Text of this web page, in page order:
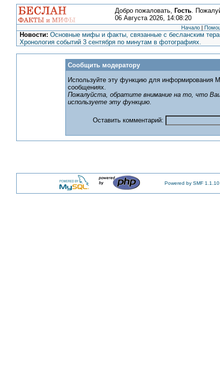
Добро пожаловать, Гость.
06 Августа 2026, 14:08:20
Начало |
Новости: Основные мифы и факты, связанные с бесланским
Хронология событий 3 сентября по минутам в фотографиях.
Сообщить модератору
Используйте эту функцию для информирования
сообщениях.
Пожалуйста, обратите внимание на то, что
используете эту функцию.
Оставить комментарий:
Powered by SMF 1.1.10